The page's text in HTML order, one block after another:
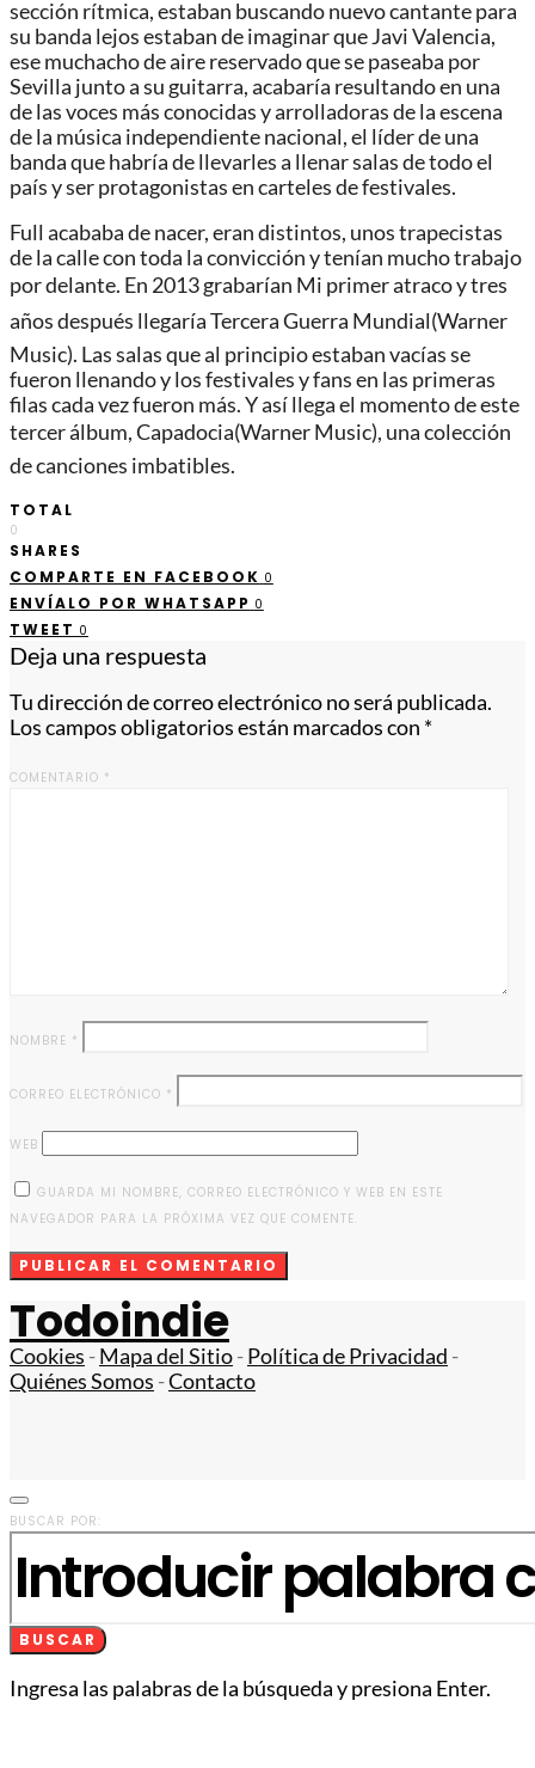
sección rítmica, estaban buscando nuevo cantante para
su banda lejos estaban de imaginar que Javi Valencia,
ese muchacho de aire reservado que se paseaba por
Sevilla junto a su guitarra, acabaría resultando en una
de las voces más conocidas y arrolladoras de la escena
de la música independiente nacional, el líder de una
banda que habría de llevarles a llenar salas de todo el
país y ser protagonistas en carteles de festivales.
Full acababa de nacer, eran distintos, unos trapecistas
de la calle con toda la convicción y tenían mucho trabajo
por delante. En 2013 grabarían Mi primer atraco y tres
años después llegaría Tercera Guerra Mundial(Warner
Music). Las salas que al principio estaban vacías se
fueron llenando y los festivales y fans en las primeras
filas cada vez fueron más. Y así llega el momento de este
tercer álbum, Capadocia(Warner Music), una colección
de canciones imbatibles.
TOTAL
0
SHARES
COMPARTE EN FACEBOOK 0
ENVÍALO POR WHATSAPP 0
TWEET 0
Deja una respuesta
Tu dirección de correo electrónico no será publicada.
Los campos obligatorios están marcados con *
COMENTARIO *
NOMBRE *
CORREO ELECTRÓNICO *
WEB
GUARDA MI NOMBRE, CORREO ELECTRÓNICO Y WEB EN ESTE
NAVEGADOR PARA LA PRÓXIMA VEZ QUE COMENTE.
Todoindie
Cookies -Mapa del Sitio-Política de Privacidad -
Quiénes Somos -Contacto
BUSCAR POR:
BUSCAR
Ingresa las palabras de la búsqueda y presiona Enter.